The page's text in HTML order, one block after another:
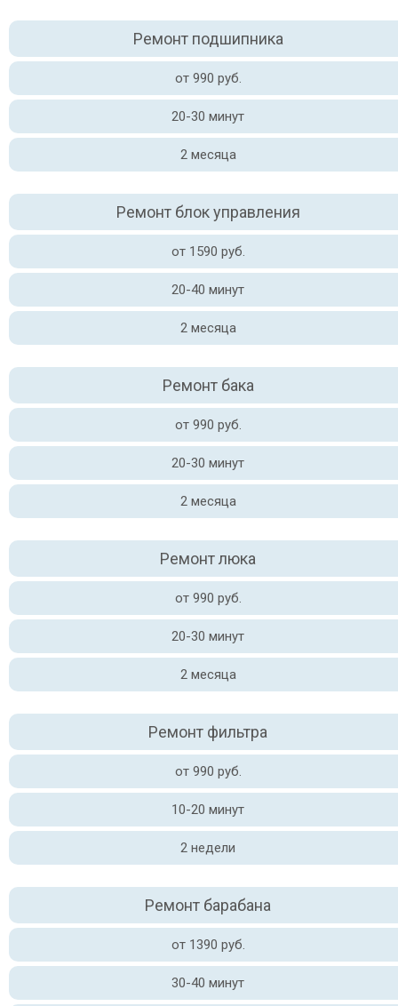
Ремонт подшипника
от 990 руб.
20-30 минут
2 месяца
Ремонт блок управления
от 1590 руб.
20-40 минут
2 месяца
Ремонт бака
от 990 руб.
20-30 минут
2 месяца
Ремонт люка
от 990 руб.
20-30 минут
2 месяца
Ремонт фильтра
от 990 руб.
10-20 минут
2 недели
Ремонт барабана
от 1390 руб.
30-40 минут